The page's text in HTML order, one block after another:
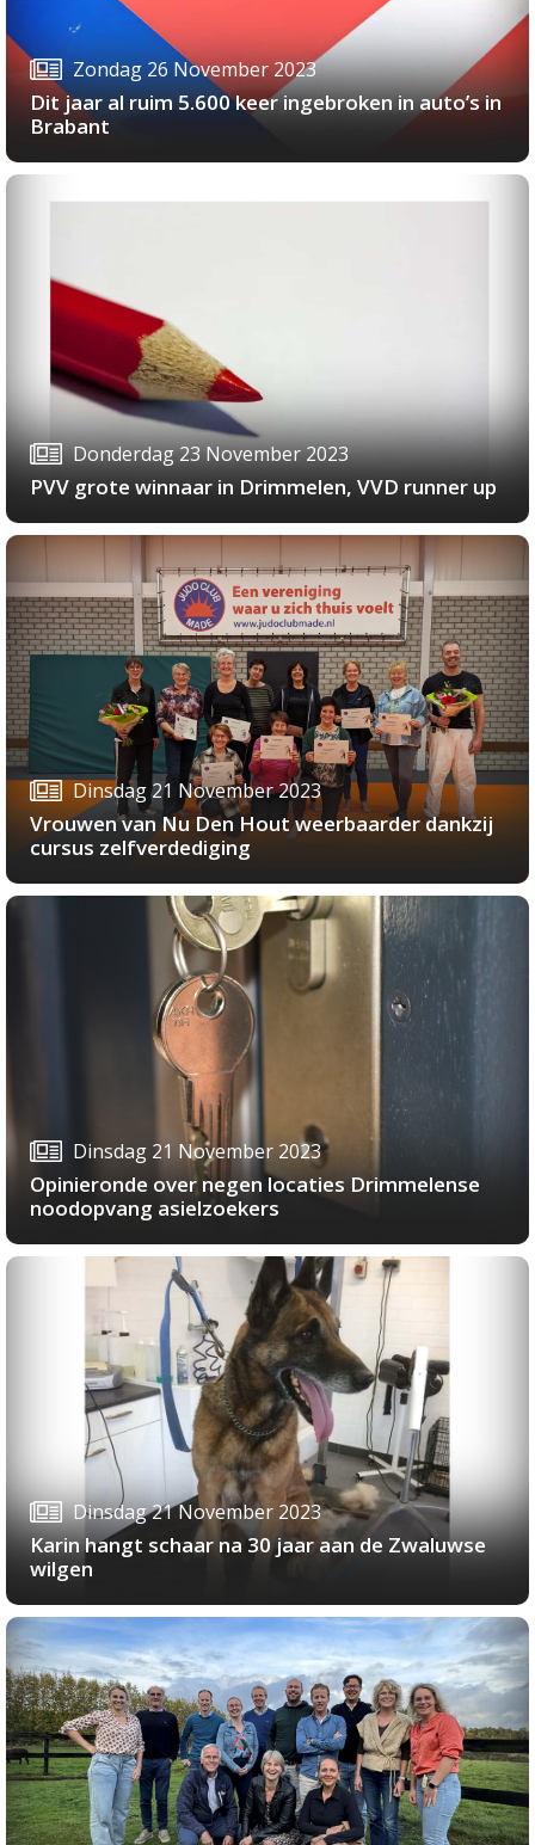
Zondag 26 November 2023
Dit jaar al ruim 5.600 keer ingebroken in auto’s in
Brabant
Donderdag 23 November 2023
PVV grote winnaar in Drimmelen, VVD runner up
Dinsdag 21 November 2023
Vrouwen van Nu Den Hout weerbaarder dankzij
cursus zelfverdediging
Dinsdag 21 November 2023
Opinieronde over negen locaties Drimmelense
noodopvang asielzoekers
Dinsdag 21 November 2023
Karin hangt schaar na 30 jaar aan de Zwaluwse
wilgen